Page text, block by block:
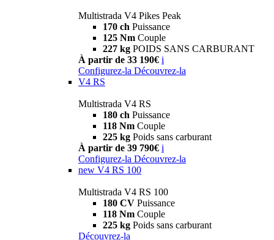
Multistrada V4 Pikes Peak
170 ch Puissance
125 Nm Couple
227 kg POIDS SANS CARBURANT
À partir de 33 190€ i
Configurez-la Découvrez-la
V4 RS
Multistrada V4 RS
180 ch Puissance
118 Nm Couple
225 kg Poids sans carburant
À partir de 39 790€ i
Configurez-la Découvrez-la
new V4 RS 100
Multistrada V4 RS 100
180 CV Puissance
118 Nm Couple
225 kg Poids sans carburant
Découvrez-la